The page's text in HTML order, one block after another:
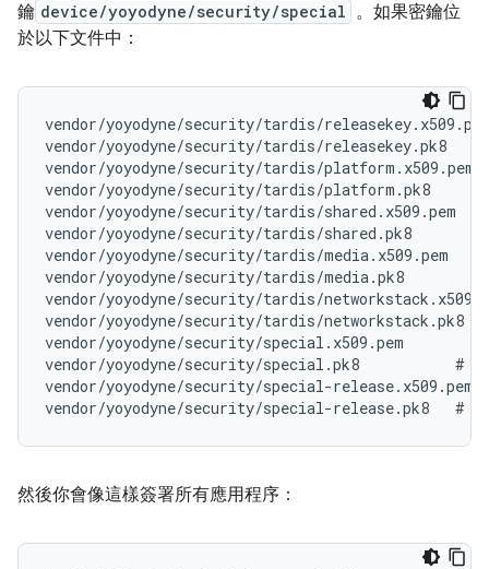
鑰 device/yoyodyne/security/special 。如果密鑰位
於以下文件中：
vendor/yoyodyne/security/tardis/
vendor/yoyodyne/security/tardis/releasekey.pk8
vendor/yoyodyne/security/tardis/platform.x509.pem
vendor/yoyodyne/security/tardis/platform.pk8
vendor/yoyodyne/security/tardis/shared.x509.pem
vendor/yoyodyne/security/tardis/shared.pk8
vendor/yoyodyne/security/tardis/media.x509.pem
vendor/yoyodyne/security/tardis/media.pk8
vendor/yoyodyne/security/tardis/
vendor/yoyodyne/security/tardis/networkstack.pk8
vendor/yoyodyne/security/special.x509.pem
vendor/yoyodyne/security/special.pk8           #
vendor/yoyodyne/security/special-release.x509.pem
然後你會像這樣簽署所有應用程序：